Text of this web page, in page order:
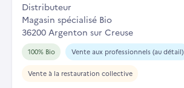
Distributeur
Magasin spécialisé Bio
36200 Argenton sur Creuse
100% Bio Vente aux professionnels (au détail)
Vente à la restauration collective